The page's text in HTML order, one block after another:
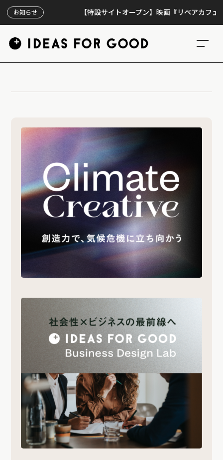
お知らせ 【特設サイトオープン】映画『リペアカフェ』、